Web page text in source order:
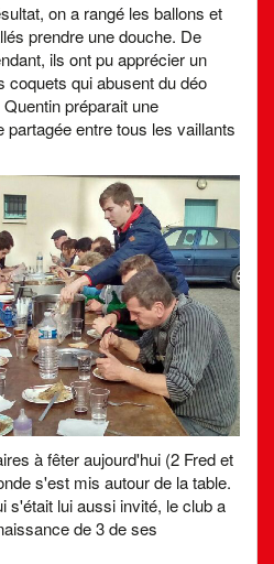
on a rangé les ballons et
prendre une douche. De
ils ont pu apprécier un
coquets qui abusent du déo
préparait une
partagée entre tous les vaillants
à fêter aujourd'hui (2 Fred et
s'est mis autour de la table.
s'était lui aussi invité, le club a
de 3 de ses